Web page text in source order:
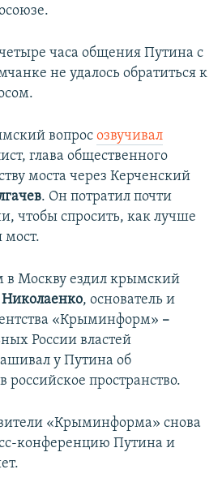
часа общения Путина с
не удалось обратиться к
вопрос озвучивал
глава общественного
моста через Керченский
. Он потратил почти
чтобы спросить, как лучше
мост.
в Москву ездил крымский
, основатель и
«Крыминформ» –
России властей
у Путина об
пространство.
«Крыминформа» снова
конференцию Путина и